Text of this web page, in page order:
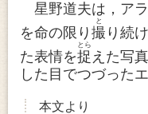
星野道夫は，ア
を命の限り 撮
と
り続
た表情を捉
とら
えた写
した目でつづった
本文より